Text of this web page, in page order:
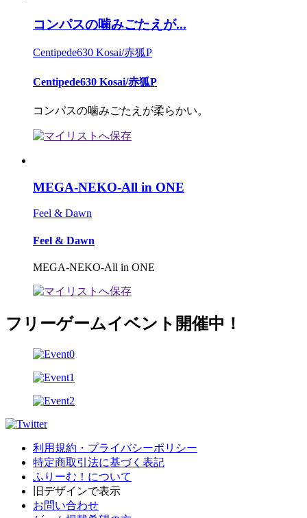
コンパスの噛みごたえが...
Centipede630 Kosai/赤狐P
Centipede630 Kosai/赤狐P
コンパスの噛みごたえが柔らかい。
MEGA-NEKO-All in ONE
Feel & Dawn
Feel & Dawn
MEGA-NEKO-All in ONE
フリーゲームイベント開催中！
利用規約・プライバシーポリシー
特定商取引法に基づく表記
ふりーむ！について
旧デザインで表示
お問い合わせ